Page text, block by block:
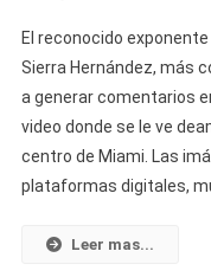
Por
MC
Tras
El reconocido
Sierra Hernández, más
a generar comentarios
video donde se le ve
centro de Miami. Las
plataformas digitales,
Leer mas...